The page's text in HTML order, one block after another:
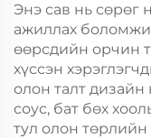
Энэ сав нь сөрөг
ажиллах
өөрсдийн орчин
хүссэн
олон талт
соус, бат бөх
тул олон төрлийн